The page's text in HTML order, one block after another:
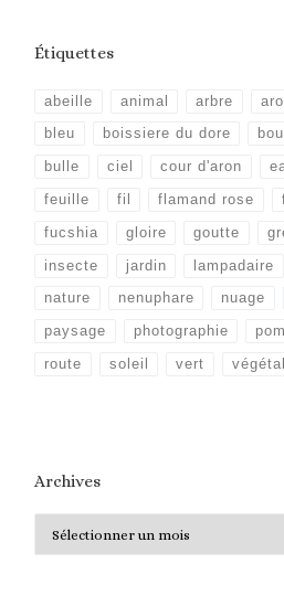
Étiquettes
abeille animal arbre
bleu boissiere du dore
bulle ciel cour d'aron
feuille fil flamand rose
fucshia gloire goutte
insecte jardin lampadaire
nature nenuphare nuage
paysage photographie
route soleil vert végétal
Archives